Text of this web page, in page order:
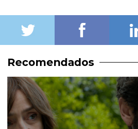
Recomendados